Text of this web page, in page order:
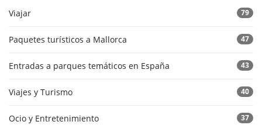
Viajar 79
Paquetes turísticos a Mallorca 47
Entradas a parques temáticos en España 43
Viajes y Turismo 40
Ocio y Entretenimiento 37